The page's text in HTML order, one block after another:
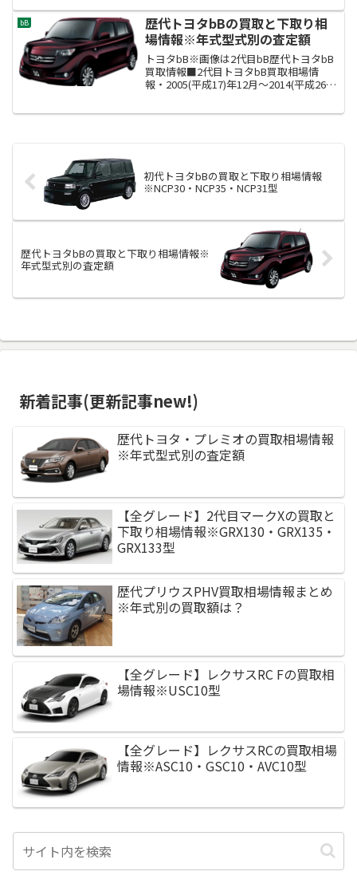
bB
歴代トヨタbBの買取と下取り相
場情報※年式型式別の査定額
トヨタbB※画像は2代目bB歴代トヨタbB
買取情報■2代目トヨタbB買取相場情
報・2005(平成17)年12月～2014(平成26)
初代トヨタbBの買取と下取り相場情報
※NCP30・NCP35・NCP31型
歴代トヨタbBの買取と下取り相場情報※
年式型式別の査定額
新着記事(更新記事new!)
歴代トヨタ・プレミオの買取相場情報
※年式型式別の査定額
【全グレード】2代目マークXの買取と
下取り相場情報※GRX130・GRX135・
GRX133型
歴代プリウスPHV買取相場情報まとめ
※年式別の買取額は？
【全グレード】レクサスRC Fの買取相
場情報※USC10型
【全グレード】レクサスRCの買取相場
情報※ASC10・GSC10・AVC10型